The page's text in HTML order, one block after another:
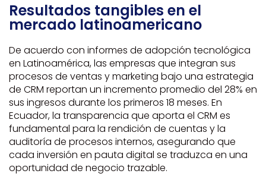
Resultados tangibles en el
mercado latinoamericano
De acuerdo con informes de adopción tecnológica
en Latinoamérica, las empresas que integran sus
procesos de ventas y marketing bajo una estrategia
de CRM reportan un incremento promedio del 28% en
sus ingresos durante los primeros 18 meses. En
Ecuador, la transparencia que aporta el CRM es
fundamental para la rendición de cuentas y la
auditoría de procesos internos, asegurando que
cada inversión en pauta digital se traduzca en una
oportunidad de negocio trazable.